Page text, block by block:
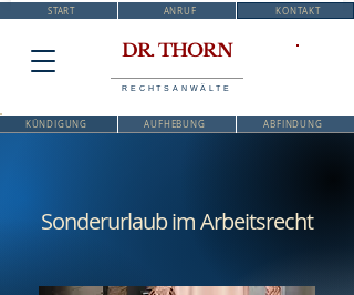
START ANRUF KONTAKT
DR. THORN
RECHTSANWÄLTE
KÜNDIGUNG AUFHEBUNG ABFINDUNG
Sonderurlaub im Arbeitsrecht